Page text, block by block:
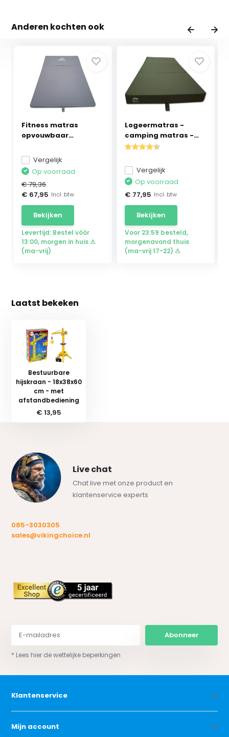
Anderen kochten ook
Fitness matras
opvouwbaar
Vergelijk
Op voorraad
€ 79,36
€ 67,95 Incl. btw
Bekijken
Levertijd: Bestel vóór
13:00, morgen in huis ⚠
(ma-vrij)
Logeermatras -
camping matras -
veld ...
Vergelijk
Op voorraad
€ 77,95 Incl. btw
Bekijken
Voor 23:59 besteld,
morgenavond thuis
(ma-vrij 17-22) ⚠
Laatst bekeken
Bestuurbare
hijskraan - 18x38x60
cm - met
afstandbediening
€ 13,95
Live chat
Chat live met onze product en
klantenservice experts
085-3030305
sales@vikingchoice.nl
Abonneer
* Lees hier de wettelijke beperkingen
Klantenservice
Mijn account